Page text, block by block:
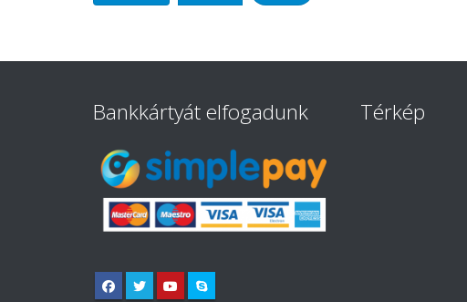
Bankkártyát elfogadunk Térkép